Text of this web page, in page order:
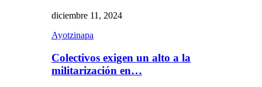
diciembre 11, 2024
Ayotzinapa
Colectivos exigen un alto a la
militarización en…